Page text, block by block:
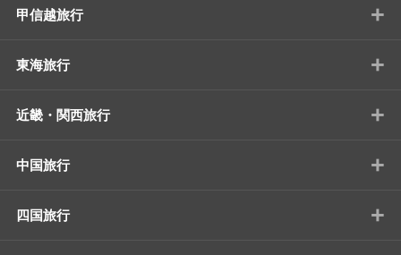
甲信越旅行 +
東海旅行 +
近畿・関西旅行 +
中国旅行 +
四国旅行 +